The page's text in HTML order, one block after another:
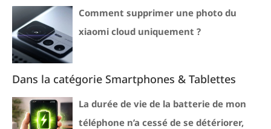
Comment supprimer une photo du
xiaomi cloud uniquement ?
Dans la catégorie Smartphones & Tablettes
La durée de vie de la batterie de mon
téléphone n’a cessé de se détériorer,